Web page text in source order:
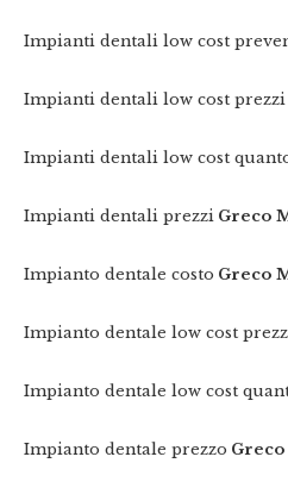
Impianti dentali low cost
Impianti dentali low cost prezzi
Impianti dentali low cost
Impianti dentali prezzi Greco
Impianto dentale costo Greco
Impianto dentale low cost
Impianto dentale low cost
Impianto dentale prezzo